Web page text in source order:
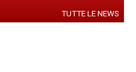
TUTTE LE NEWS